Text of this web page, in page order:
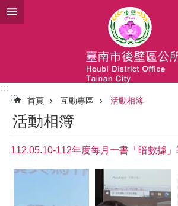
跳到主要內容區塊
:::
:::
首頁 互動專區 活動相簿
活動相簿
112.05.10-112年度每月一書「暗數據